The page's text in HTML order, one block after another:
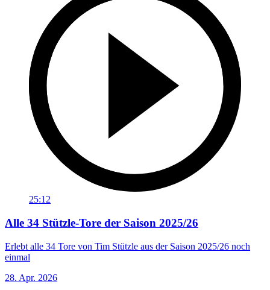
25:12
Alle 34 Stützle-Tore der Saison 2025/26
Erlebt alle 34 Tore von Tim Stützle aus der Saison 2025/26 noch
einmal
28. Apr. 2026